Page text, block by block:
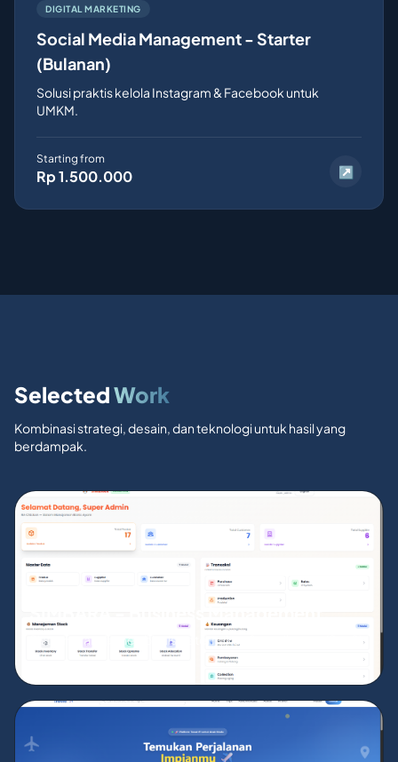
DIGITAL MARKETING
Social Media Management - Starter
(Bulanan)
Solusi praktis kelola Instagram & Facebook untuk
UMKM.
Starting from
Rp 1.500.000 ↗
SelectedWork
Kombinasi strategi, desain, dan teknologi untuk hasil yang
berdampak.
Sistem manajemen bisnis peternakan & retail ayam (SaaS).